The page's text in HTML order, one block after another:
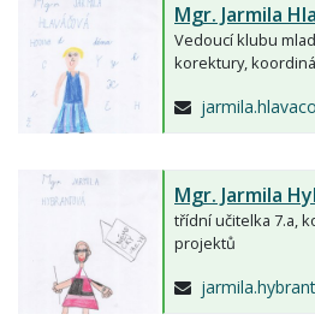
Mgr. Jarmila
Vedoucí klubu
korektury,
Mgr. Jarmila
třídní učitelka 7.a,
projektů